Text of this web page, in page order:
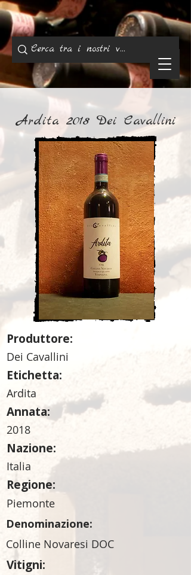
Ardita 2018 Dei Cavallini
Produttore:
Dei Cavallini
Etichetta:
Ardita
Annata:
2018
Nazione:
Italia
Regione:
Piemonte
Denominazione:
Colline Novaresi DOC
Vitigni: